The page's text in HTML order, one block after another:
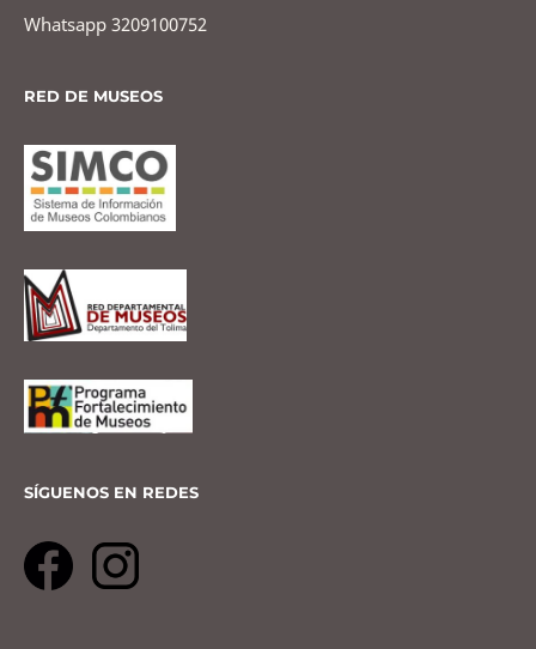
Whatsapp 3209100752
RED DE MUSEOS
SÍGUENOS EN REDES